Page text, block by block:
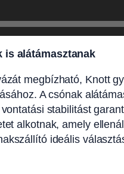
is alátámasztanak
megbízható, Knott
A csónak
stabilitást
alkotnak, amely
ideális